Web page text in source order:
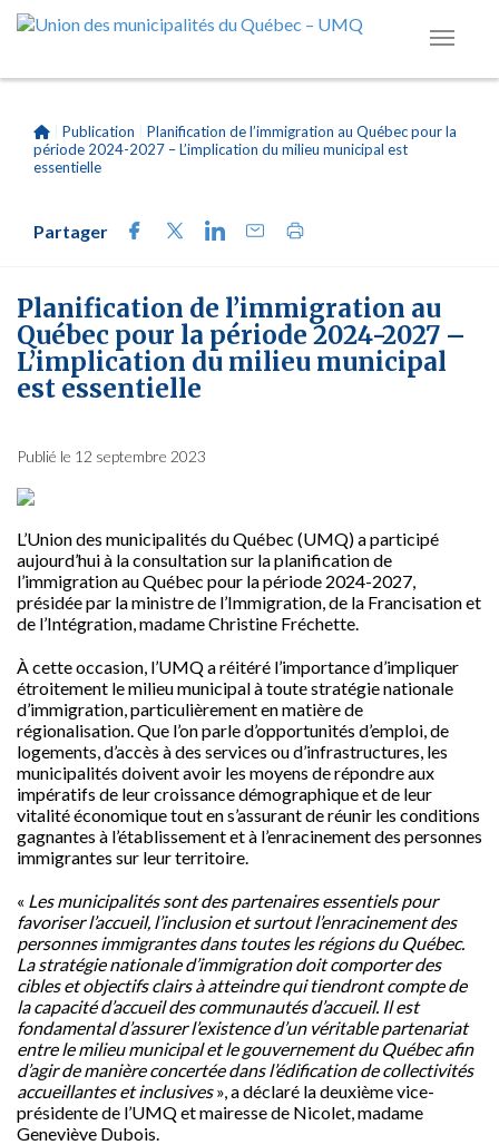
Publication
Planification de l’immigration au Québec pour la
période 2024-2027 – L’implication du milieu municipal est
essentielle
Partager
Planification de l’immigration au
Québec pour la période 2024-2027 –
L’implication du milieu municipal
est essentielle
Publié le 12 septembre 2023
L’Union des municipalités du Québec (UMQ) a participé
aujourd’hui à la consultation sur la planification de
l’immigration au Québec pour la période 2024-2027,
présidée par la ministre de l’Immigration, de la Francisation et
de l’Intégration, madame Christine Fréchette.
À cette occasion, l’UMQ a réitéré l’importance d’impliquer
étroitement le milieu municipal à toute stratégie nationale
d’immigration, particulièrement en matière de
régionalisation. Que l’on parle d’opportunités d’emploi, de
logements, d’accès à des services ou d’infrastructures, les
municipalités doivent avoir les moyens de répondre aux
impératifs de leur croissance démographique et de leur
vitalité économique tout en s’assurant de réunir les conditions
gagnantes à l’établissement et à l’enracinement des personnes
immigrantes sur leur territoire.
« Les municipalités sont des partenaires essentiels pour
favoriser l’accueil, l’inclusion et surtout l’enracinement des
personnes immigrantes dans toutes les régions du Québec.
La stratégie nationale d’immigration doit comporter des
cibles et objectifs clairs à atteindre qui tiendront compte de
la capacité d’accueil des communautés d’accueil. Il est
fondamental d’assurer l’existence d’un véritable partenariat
entre le milieu municipal et le gouvernement du Québec afin
d’agir de manière concertée dans l’édification de collectivités
accueillantes et inclusives», a déclaré la deuxième vice-
présidente de l’UMQ et mairesse de Nicolet, madame
Geneviève Dubois.